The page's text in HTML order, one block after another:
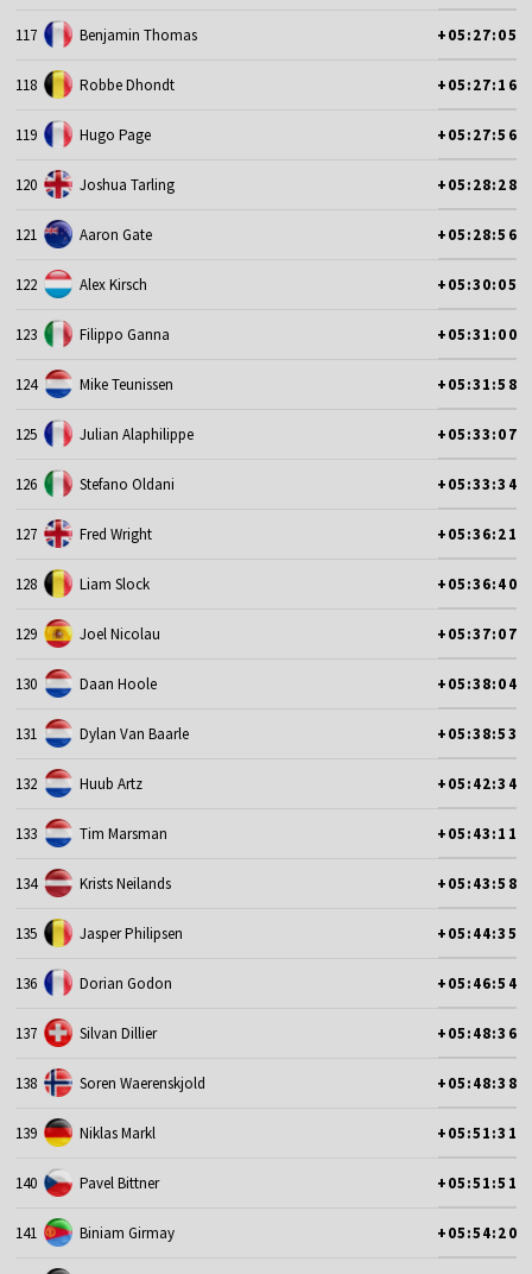
117 Benjamin Thomas +05:27:05
118 Robbe Dhondt +05:27:16
119 Hugo Page +05:27:56
120 Joshua Tarling +05:28:28
121 Aaron Gate +05:28:56
122 Alex Kirsch +05:30:05
123 Filippo Ganna +05:31:00
124 Mike Teunissen +05:31:58
125 Julian Alaphilippe +05:33:07
126 Stefano Oldani +05:33:34
127 Fred Wright +05:36:21
128 Liam Slock +05:36:40
129 Joel Nicolau +05:37:07
130 Daan Hoole +05:38:04
131 Dylan Van Baarle +05:38:53
132 Huub Artz +05:42:34
133 Tim Marsman +05:43:11
134 Krists Neilands +05:43:58
135 Jasper Philipsen +05:44:35
136 Dorian Godon +05:46:54
137 Silvan Dillier +05:48:36
138 Soren Waerenskjold +05:48:38
139 Niklas Markl +05:51:31
140 Pavel Bittner +05:51:51
141 Biniam Girmay +05:54:20